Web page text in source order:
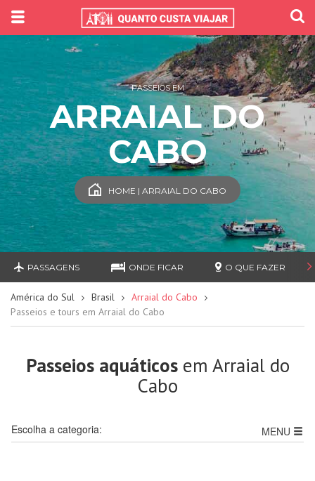
PASSEIOS EM
ARRAIAL DO
CABO
HOME | ARRAIAL DO CABO
PASSAGENS ONDE FICAR O QUE FAZER
América do Sul Brasil
Arraial do Cabo
Passeios e tours em Arraial do Cabo
Passeios aquáticosem Arraial do
Cabo
MENU
Escolha a categoria: